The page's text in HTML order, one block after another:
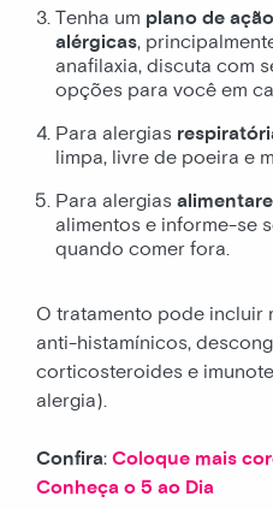
Tenha um plano de ação
alérgicas,
anafilaxia, discuta com
opções para você em
Para alergias
limpa, livre de poeira e
Para alergias
alimentos e informe-se
quando comer fora.
O tratamento pode incluir
anti-histamínicos,
corticosteroides e
alergia).
Confira: Coloque mais
Conheça o 5 ao Dia